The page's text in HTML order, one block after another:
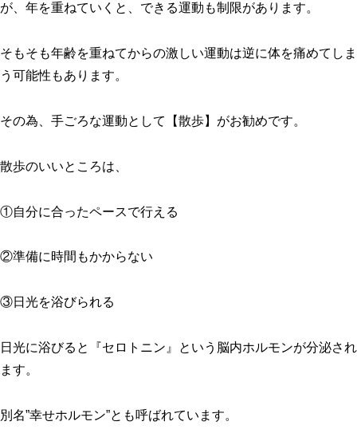
が、年を重ねていくと、できる運動も制限があります。
そもそも年齢を重ねてからの激しい運動は逆に体を痛めてしま
う可能性もあります。
その為、手ごろな運動として【散歩】がお勧めです。
散歩のいいところは、
①自分に合ったペースで行える
②準備に時間もかからない
③日光を浴びられる
日光に浴びると『セロトニン』という脳内ホルモンが分泌され
ます。
別名”幸せホルモン”とも呼ばれています。